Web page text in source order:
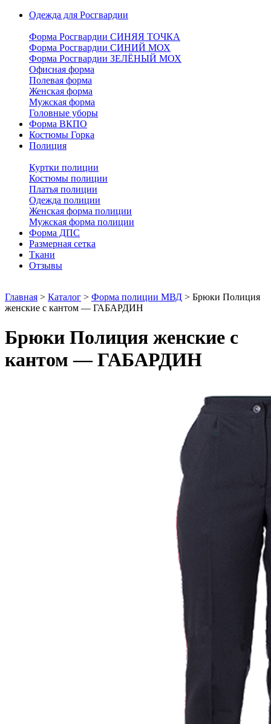
Одежда для Росгвардии
Форма Росгвардии СИНЯЯ ТОЧКА
Форма Росгвардии СИНИЙ МОХ
Форма Росгвардии ЗЕЛЁНЫЙ МОХ
Офисная форма
Полевая форма
Женская форма
Мужская форма
Головные уборы
Форма ВКПО
Костюмы Горка
Полиция
Куртки полиции
Костюмы полиции
Платья полиции
Одежда полиции
Женская форма полиции
Мужская форма полиции
Форма ДПС
Размерная сетка
Ткани
Отзывы
Главная > Каталог > Форма полиции МВД > Брюки Полиция
женские с кантом — ГАБАРДИН
Брюки Полиция женские с
кантом — ГАБАРДИН